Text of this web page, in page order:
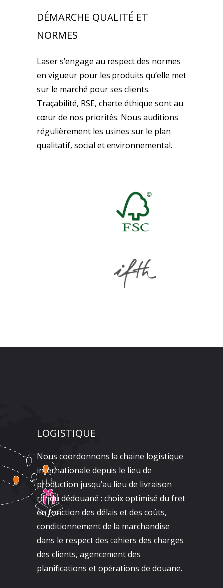
DÉMARCHE QUALITÉ ET
NORMES
Laser s’engage au respect des normes
en vigueur pour les produits qu’elle met
sur le marché pour ses clients.
Traçabilité, RSE, charte éthique sont au
cœur de nos priorités. Nous auditions
régulièrement les usines sur le plan
qualitatif, social et environnemental.
LOGISTIQUE
Nous coordonnons la chaine logistique
internationale depuis le lieu de
production jusqu’au lieu de livraison
rendu dédouané : choix optimisé du fret
en fonction des délais et des coûts,
conditionnement de la marchandise
dans le respect des cahiers des charges
des clients, agencement des
planifications et opérations de douane.